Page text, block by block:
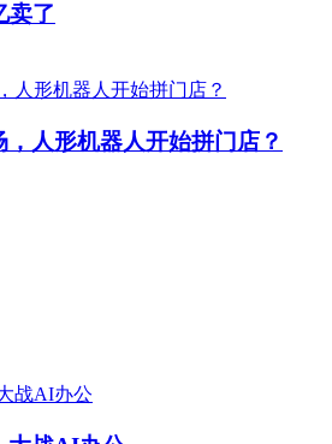
卖了
人形机器人开始拼门店？